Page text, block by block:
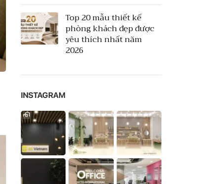
Top 20 mẫu thiết kế
phòng khách đẹp được
yêu thích nhất năm
2026
INSTAGRAM